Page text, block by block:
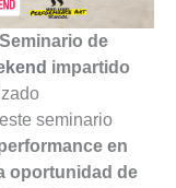
Seminario de
impartido
seminario
en
oportunidad de